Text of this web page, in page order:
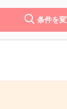
条件を